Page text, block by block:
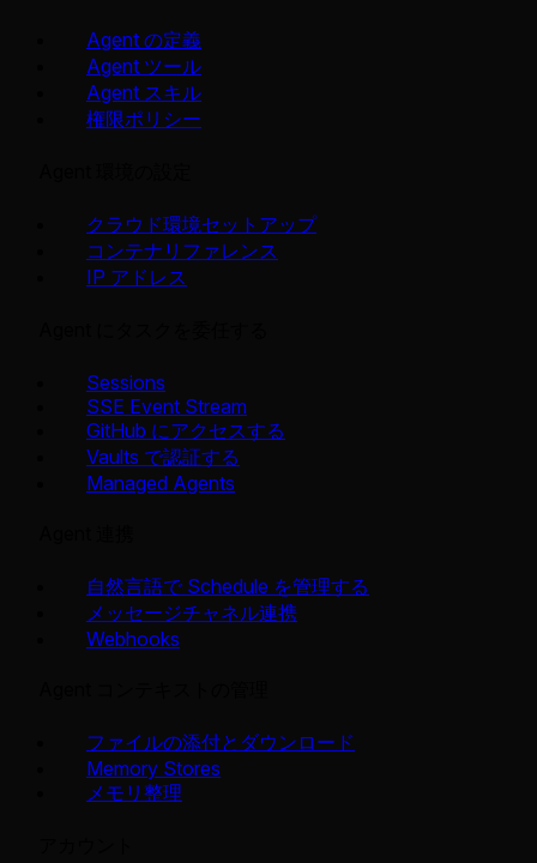
Agent の定義
Agent ツール
Agent スキル
権限ポリシー
クラウド環境セットアップ
コンテナリファレンス
IP アドレス
Sessions
SSE Event Stream
GitHub にアクセスする
Vaults で認証する
Managed Agents
自然言語で Schedule を管理する
メッセージチャネル連携
Webhooks
ファイルの添付とダウンロード
Memory Stores
メモリ整理